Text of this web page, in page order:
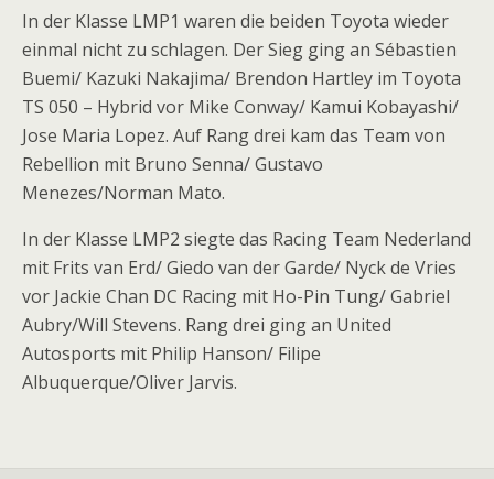
In der Klasse LMP1 waren die beiden Toyota wieder
einmal nicht zu schlagen. Der Sieg ging an Sébastien
Buemi/ Kazuki Nakajima/ Brendon Hartley im Toyota
TS 050 – Hybrid vor Mike Conway/ Kamui Kobayashi/
Jose Maria Lopez. Auf Rang drei kam das Team von
Rebellion mit Bruno Senna/ Gustavo
Menezes/Norman Mato.
In der Klasse LMP2 siegte das Racing Team Nederland
mit Frits van Erd/ Giedo van der Garde/ Nyck de Vries
vor Jackie Chan DC Racing mit Ho-Pin Tung/ Gabriel
Aubry/Will Stevens. Rang drei ging an United
Autosports mit Philip Hanson/ Filipe
Albuquerque/Oliver Jarvis.